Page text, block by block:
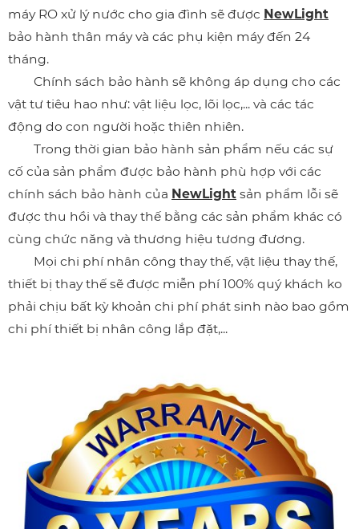
máy RO xử lý nước cho gia đình sẽ được NewLight
bảo hành thân máy và các phụ kiện máy đến 24
tháng.
Chính sách bảo hành sẽ không áp dụng cho các
vật tư tiêu hao như: vật liệu lọc, lõi lọc,... và các tác
động do con người hoặc thiên nhiên.
Trong thời gian bảo hành sản phẩm nếu các sự
cố của sản phẩm được bảo hành phù hợp với các
chính sách bảo hành của NewLight sản phẩm lỗi sẽ
được thu hồi và thay thế bằng các sản phẩm khác có
cùng chức năng và thương hiệu tương đương.
Mọi chi phí nhân công thay thế, vật liệu thay thế,
thiết bị thay thế sẽ được miễn phí 100% quý khách ko
phải chịu bất kỳ khoản chi phí phát sinh nào bao gồm
chi phí thiết bị nhân công lắp đặt,...